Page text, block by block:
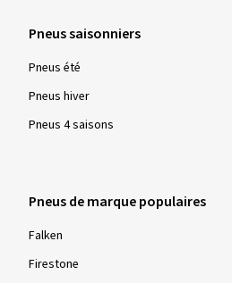
Pneus saisonniers
Pneus été
Pneus hiver
Pneus 4 saisons
Pneus de marque populaires
Falken
Firestone